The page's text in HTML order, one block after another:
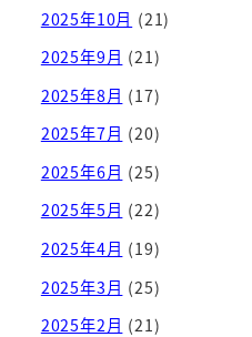
2025年10月 (21)
2025年9月 (21)
2025年8月 (17)
2025年7月 (20)
2025年6月 (25)
2025年5月 (22)
2025年4月 (19)
2025年3月 (25)
2025年2月 (21)